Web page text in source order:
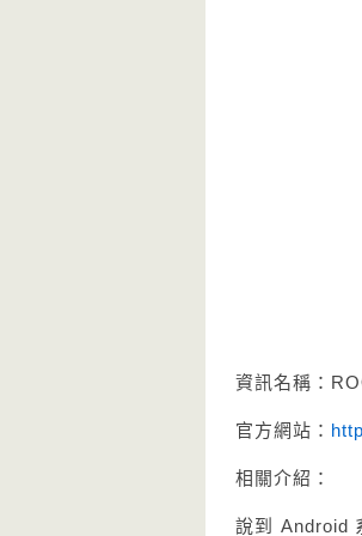
資訊名稱：
官方網站：
相關介紹：
說到 Android